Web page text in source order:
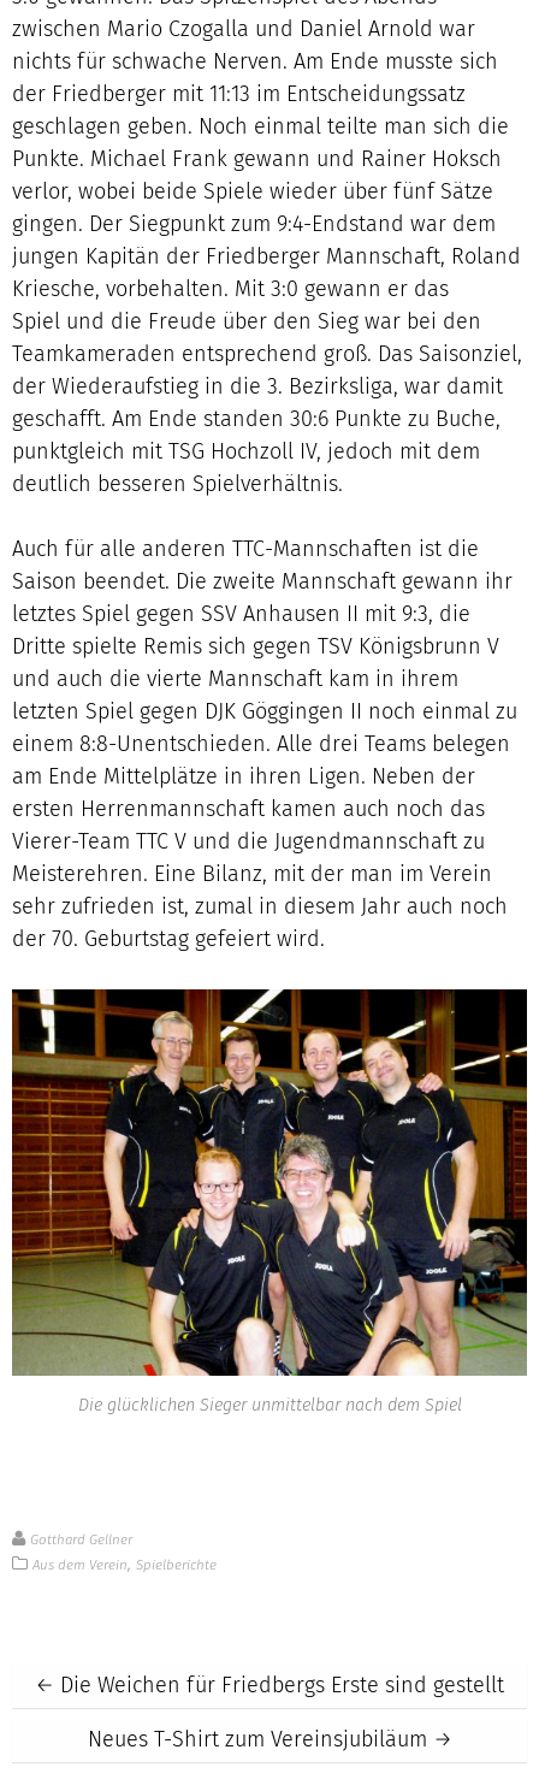
zwischen Mario Czogalla und Daniel Arnold war
nichts für schwache Nerven. Am Ende musste sich
der Friedberger mit 11:13 im Entscheidungssatz
geschlagen geben. Noch einmal teilte man sich die
Punkte. Michael Frank gewann und Rainer Hoksch
verlor, wobei beide Spiele wieder über fünf Sätze
gingen. Der Siegpunkt zum 9:4-Endstand war dem
jungen Kapitän der Friedberger Mannschaft, Roland
Kriesche, vorbehalten. Mit 3:0 gewann er das
Spiel und die Freude über den Sieg war bei den
Teamkameraden entsprechend groß. Das Saisonziel,
der Wiederaufstieg in die 3. Bezirksliga, war damit
geschafft. Am Ende standen 30:6 Punkte zu Buche,
punktgleich mit TSG Hochzoll IV, jedoch mit dem
deutlich besseren Spielverhältnis.
Auch für alle anderen TTC-Mannschaften ist die
Saison beendet. Die zweite Mannschaft gewann ihr
letztes Spiel gegen SSV Anhausen II mit 9:3, die
Dritte spielte Remis sich gegen TSV Königsbrunn V
und auch die vierte Mannschaft kam in ihrem
letzten Spiel gegen DJK Göggingen II noch einmal zu
einem 8:8-Unentschieden. Alle drei Teams belegen
am Ende Mittelplätze in ihren Ligen. Neben der
ersten Herrenmannschaft kamen auch noch das
Vierer-Team TTC V und die Jugendmannschaft zu
Meisterehren. Eine Bilanz, mit der man im Verein
sehr zufrieden ist, zumal in diesem Jahr auch noch
der 70. Geburtstag gefeiert wird.
Die glücklichen Sieger unmittelbar nach dem Spiel
Gotthard Gellner
Aus dem Verein, Spielberichte
Post
navigation
← Die Weichen für Friedbergs Erste sind gestellt
Neues T-Shirt zum Vereinsjubiläum →